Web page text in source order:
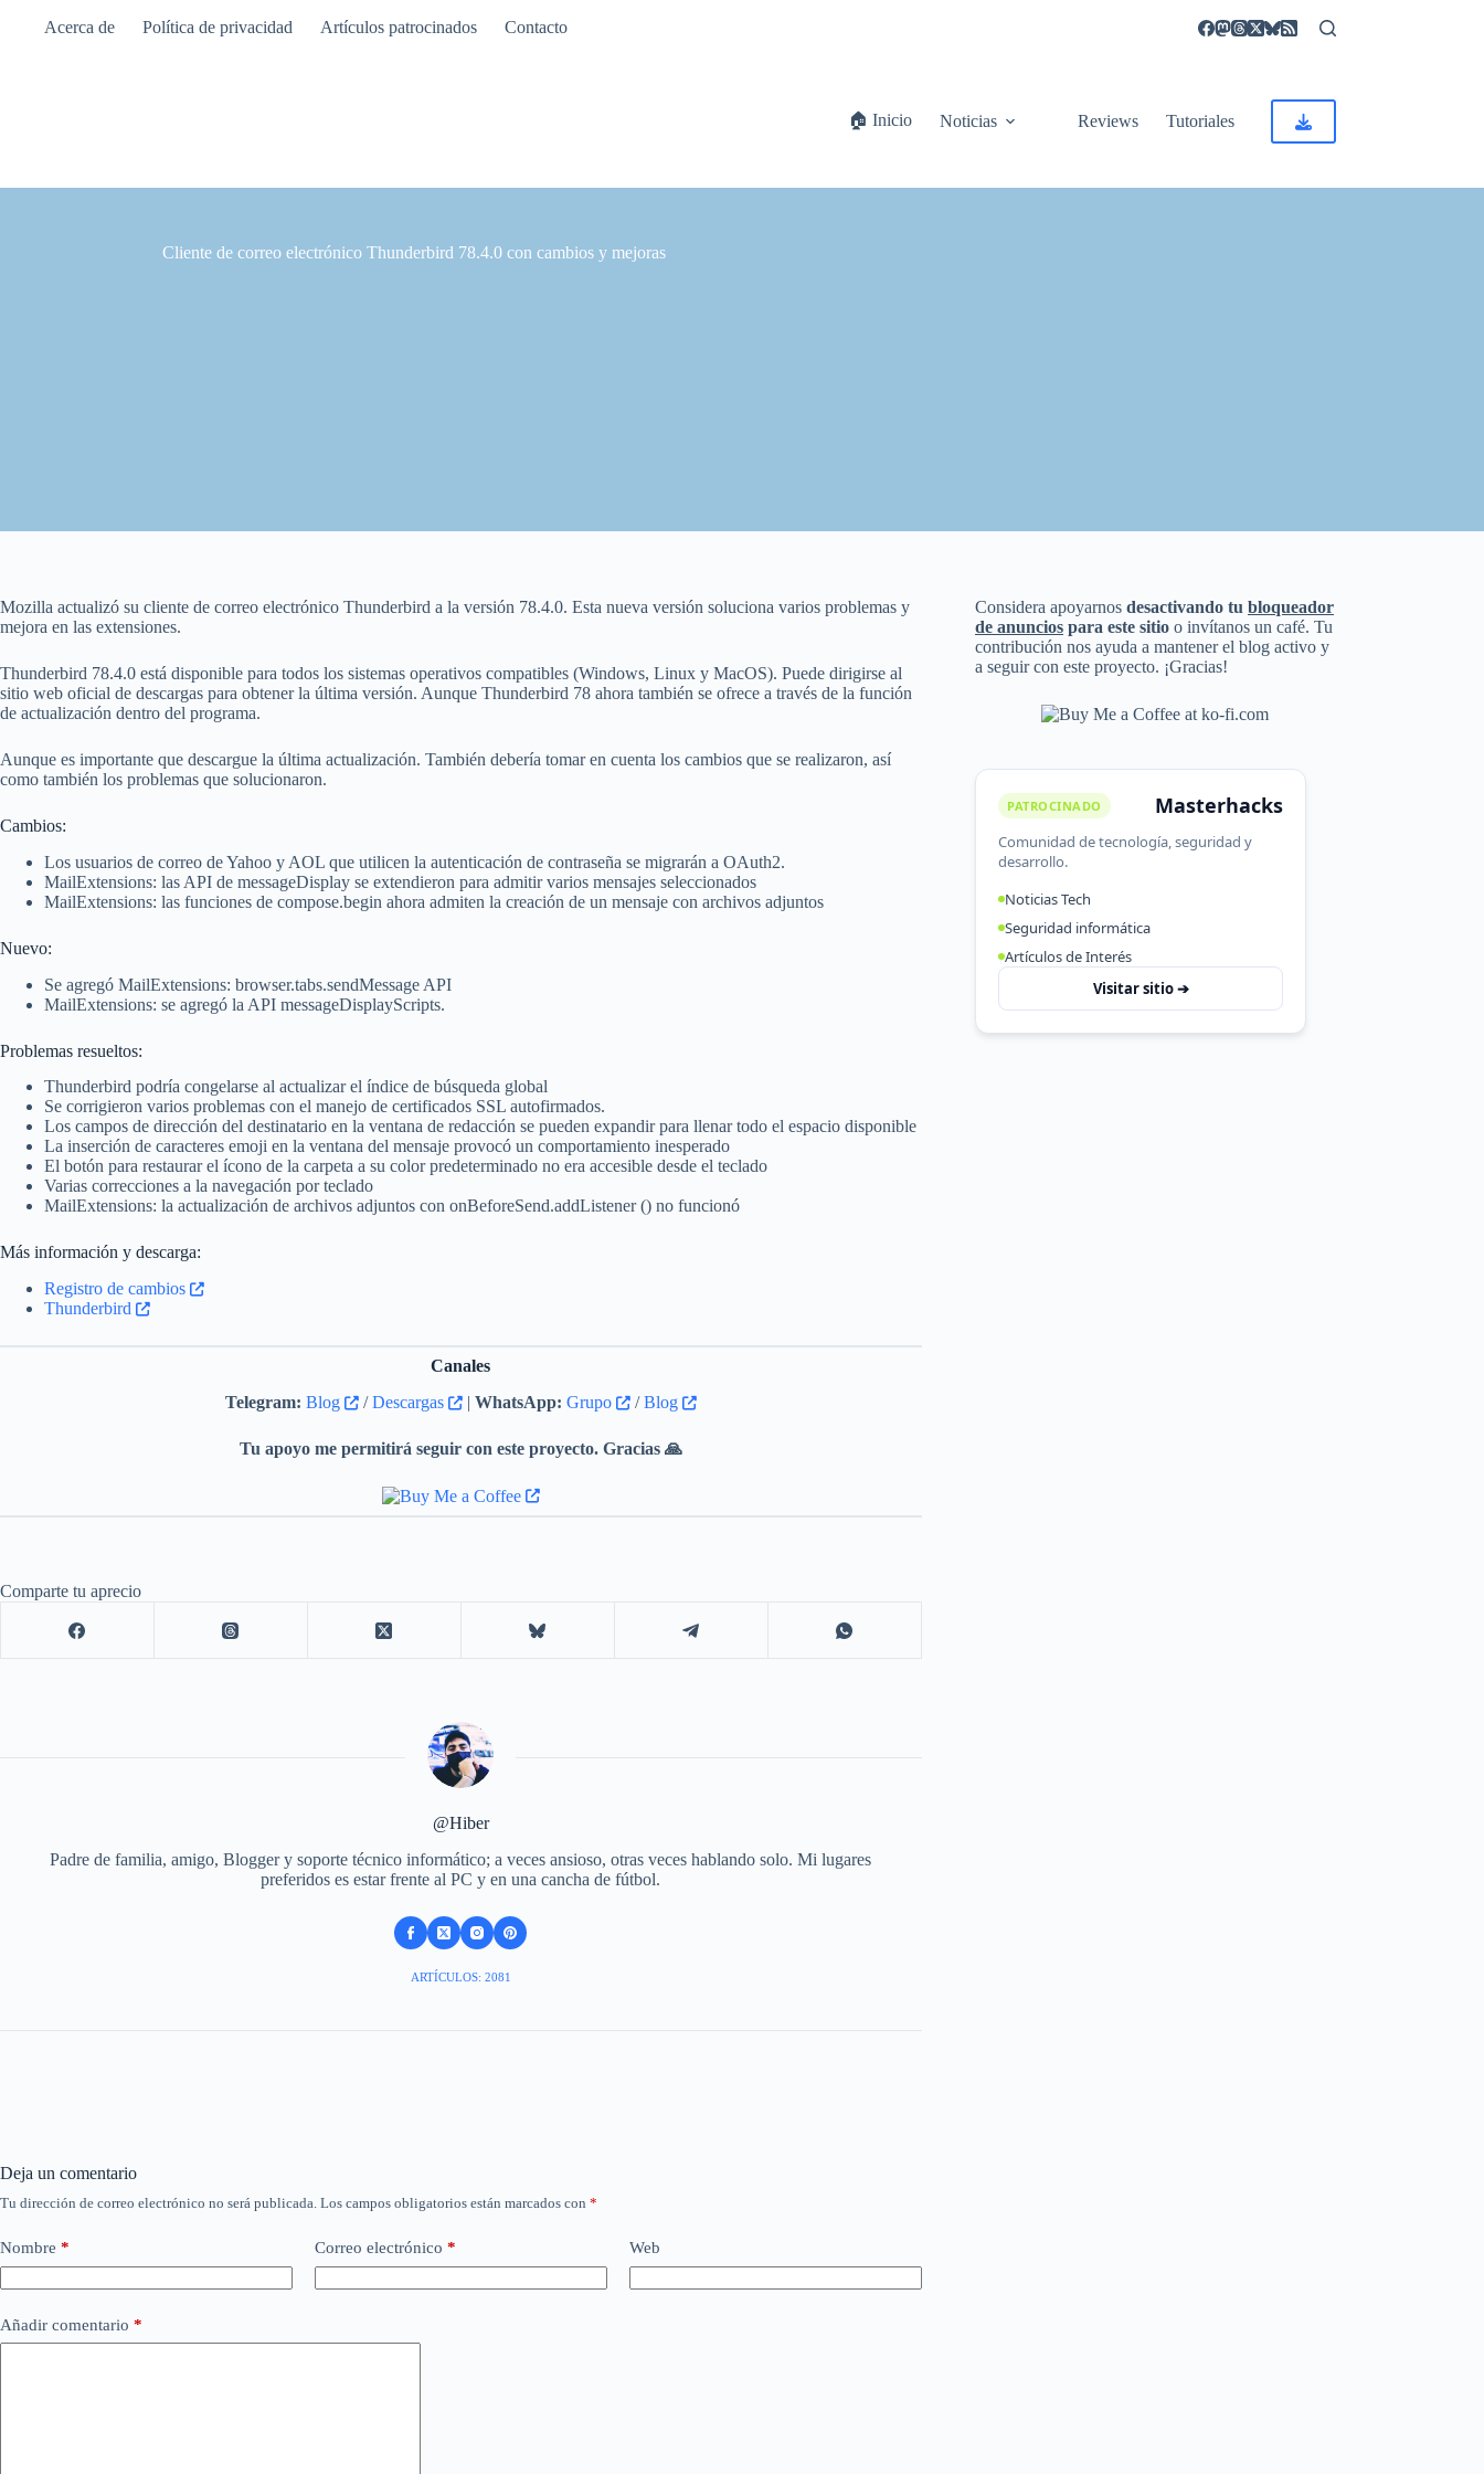
Acerca de Política de privacidad Artículos patrocinados Contacto
🏠 Inicio Noticias Reviews Tutoriales
Cliente de correo electrónico Thunderbird 78.4.0 con cambios y mejoras
Mozilla actualizó su cliente de correo electrónico Thunderbird a la versión 78.4.0. Esta nueva versión soluciona varios problemas y
mejora en las extensiones.
Thunderbird 78.4.0 está disponible para todos los sistemas operativos compatibles (Windows, Linux y MacOS). Puede dirigirse al
sitio web oficial de descargas para obtener la última versión. Aunque Thunderbird 78 ahora también se ofrece a través de la función
de actualización dentro del programa.
Aunque es importante que descargue la última actualización. También debería tomar en cuenta los cambios que se realizaron, así
como también los problemas que solucionaron.
Cambios:
Los usuarios de correo de Yahoo y AOL que utilicen la autenticación de contraseña se migrarán a OAuth2.
MailExtensions: las API de messageDisplay se extendieron para admitir varios mensajes seleccionados
MailExtensions: las funciones de compose.begin ahora admiten la creación de un mensaje con archivos adjuntos
Nuevo:
Se agregó MailExtensions: browser.tabs.sendMessage API
MailExtensions: se agregó la API messageDisplayScripts.
Problemas resueltos:
Thunderbird podría congelarse al actualizar el índice de búsqueda global
Se corrigieron varios problemas con el manejo de certificados SSL autofirmados.
Los campos de dirección del destinatario en la ventana de redacción se pueden expandir para llenar todo el espacio disponible
La inserción de caracteres emoji en la ventana del mensaje provocó un comportamiento inesperado
El botón para restaurar el ícono de la carpeta a su color predeterminado no era accesible desde el teclado
Varias correcciones a la navegación por teclado
MailExtensions: la actualización de archivos adjuntos con onBeforeSend.addListener () no funcionó
Más información y descarga:
Registro de cambios
Thunderbird
Canales
Telegram: Blog /Descargas | WhatsApp: Grupo /Blog
Tu apoyo me permitirá seguir con este proyecto. Gracias 🙏
Comparte tu aprecio
@Hiber
Padre de familia, amigo, Blogger y soporte técnico informático; a veces ansioso, otras veces hablando solo. Mi lugares
preferidos es estar frente al PC y en una cancha de fútbol.
ARTÍCULOS: 2081
Considera apoyarnosdesactivando tubloqueador
de anuncios para este sitio o invítanos un café. Tu
contribución nos ayuda a mantener el blog activo y
a seguir con este proyecto. ¡Gracias!
PATROCINADO Masterhacks
Comunidad de tecnología, seguridad y
desarrollo.
Noticias Tech
Seguridad informática
Artículos de Interés
Visitar sitio ➔
Deja un comentario
Tu dirección de correo electrónico no será publicada. Los campos obligatorios están marcados con *
Nombre * Correo electrónico * Web
Añadir comentario *